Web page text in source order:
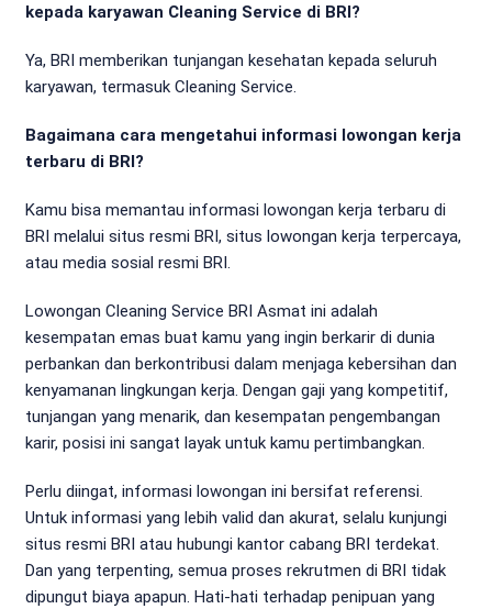
kepada karyawan Cleaning Service di BRI?
Ya, BRI memberikan tunjangan kesehatan kepada seluruh
karyawan, termasuk Cleaning Service.
Bagaimana cara mengetahui informasi lowongan kerja
terbaru di BRI?
Kamu bisa memantau informasi lowongan kerja terbaru di
BRI melalui situs resmi BRI, situs lowongan kerja terpercaya,
atau media sosial resmi BRI.
Lowongan Cleaning Service BRI Asmat ini adalah
kesempatan emas buat kamu yang ingin berkarir di dunia
perbankan dan berkontribusi dalam menjaga kebersihan dan
kenyamanan lingkungan kerja. Dengan gaji yang kompetitif,
tunjangan yang menarik, dan kesempatan pengembangan
karir, posisi ini sangat layak untuk kamu pertimbangkan.
Perlu diingat, informasi lowongan ini bersifat referensi.
Untuk informasi yang lebih valid dan akurat, selalu kunjungi
situs resmi BRI atau hubungi kantor cabang BRI terdekat.
Dan yang terpenting, semua proses rekrutmen di BRI tidak
dipungut biaya apapun. Hati-hati terhadap penipuan yang